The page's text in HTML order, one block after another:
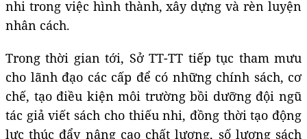
nhi trong việc hình thành, xây dựng và rèn luyện
nhân cách.
Trong thời gian tới, Sở TT-TT tiếp tục tham mưu
cho lãnh đạo các cấp để có những chính sách, cơ
chế, tạo điều kiện môi trường bồi dưỡng đội ngũ
tác giả viết sách cho thiếu nhi, đồng thời tạo động
lực thúc đẩy nâng cao chất lượng, số lượng sách